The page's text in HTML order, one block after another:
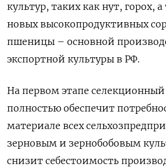
культур, таких как нут, горох,
новых высокопродуктивных
пшеницы – основной
экспортной культуры в РФ.
На первом этапе
полностью обеспечит
материале всех
зерновым и зернобобовым
снизит себестоимость